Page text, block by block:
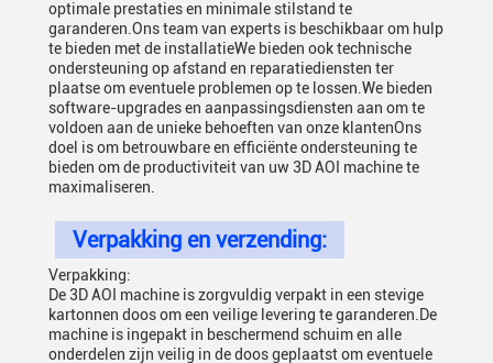
optimale prestaties en minimale stilstand te
garanderen.Ons team van experts is beschikbaar om hulp
te bieden met de installatieWe bieden ook technische
ondersteuning op afstand en reparatiediensten ter
plaatse om eventuele problemen op te lossen.We bieden
software-upgrades en aanpassingsdiensten aan om te
voldoen aan de unieke behoeften van onze klantenOns
doel is om betrouwbare en efficiënte ondersteuning te
bieden om de productiviteit van uw 3D AOI machine te
maximaliseren.
Verpakking en verzending:
Verpakking:
De 3D AOI machine is zorgvuldig verpakt in een stevige
kartonnen doos om een veilige levering te garanderen.De
machine is ingepakt in beschermend schuim en alle
onderdelen zijn veilig in de doos geplaatst om eventuele